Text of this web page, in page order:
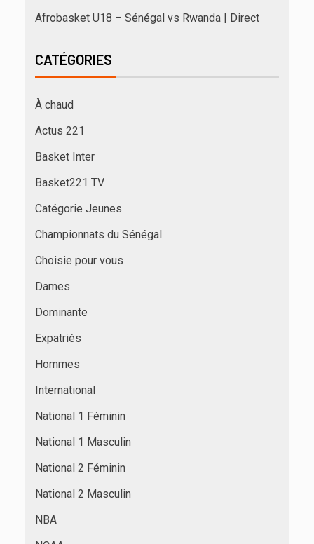
Afrobasket U18 – Sénégal vs Rwanda | Direct
CATÉGORIES
À chaud
Actus 221
Basket Inter
Basket221 TV
Catégorie Jeunes
Championnats du Sénégal
Choisie pour vous
Dames
Dominante
Expatriés
Hommes
International
National 1 Féminin
National 1 Masculin
National 2 Féminin
National 2 Masculin
NBA